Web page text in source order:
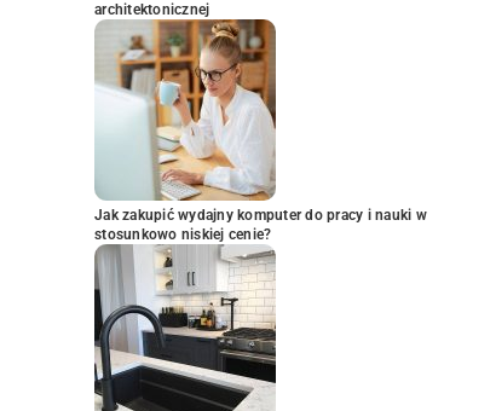
architektonicznej
Jak zakupić wydajny komputer do pracy i nauki w
stosunkowo niskiej cenie?